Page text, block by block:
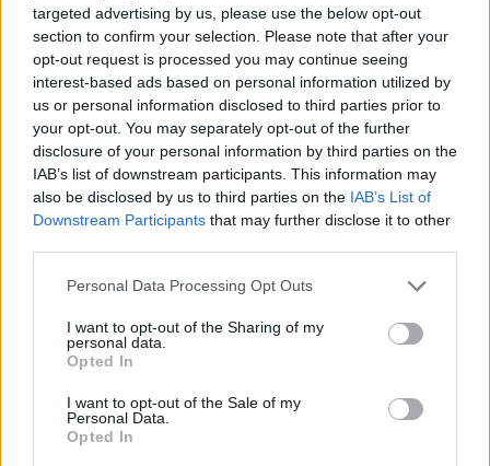
targeted advertising by us, please use the below opt-out
section to confirm your selection. Please note that after your
opt-out request is processed you may continue seeing
interest-based ads based on personal information utilized by
us or personal information disclosed to third parties prior to
your opt-out. You may separately opt-out of the further
disclosure of your personal information by third parties on the
IAB’s list of downstream participants. This information may
also be disclosed by us to third parties on the IAB’s List of
Downstream Participants that may further disclose it to other
Please note that this website/app uses one or more Google
not limited to your visit or usage behaviour. You may click to
grant or deny consent to Google and its third-party tags to
use your data for below specified purposes in below Google
consent section.
Personal Data Processing Opt Outs
I want to opt-out of the Sharing of my
personal data.
Opted In
I want to opt-out of the Sale of my
Personal Data.
Opted In
Vuoi rimuovere le pubblicità nazionali?
Puoi abbonarti a
cliccando